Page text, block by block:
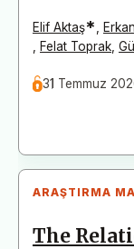
Elif Aktaş*
Felat Toprak
31 Temmuz
ARAŞTIRMA
The